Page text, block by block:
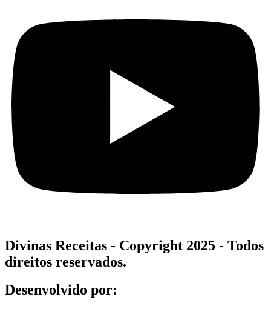
Divinas Receitas - Copyright 2025 - Todos
direitos reservados.
Desenvolvido por: